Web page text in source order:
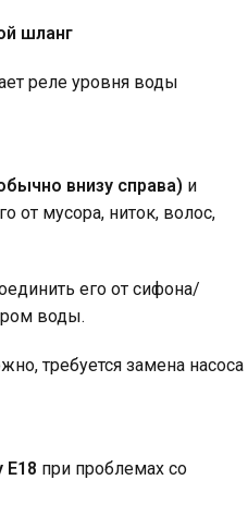
шланг
реле уровня воды
внизу справа) и
от мусора, ниток, волос,
его от сифона/
воды.
требуется замена насоса
E18 при проблемах со